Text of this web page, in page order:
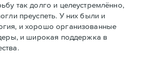
так долго и целеустремлённо,
преуспеть. У них были и
и хорошо организованные
и широкая поддержка в